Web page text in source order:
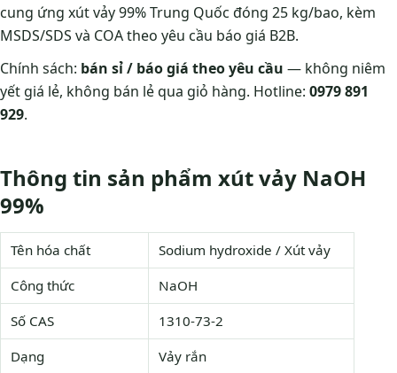
cung ứng xút vảy 99% Trung Quốc đóng 25 kg/bao, kèm
MSDS/SDS và COA theo yêu cầu báo giá B2B.
Chính sách: bán sỉ / báo giá theo yêu cầu — không niêm
yết giá lẻ, không bán lẻ qua giỏ hàng. Hotline: 0979 891
929.
Thông tin sản phẩm xút vảy NaOH
99%
Tên hóa chất
Sodium hydroxide / Xút vảy
Công thức
NaOH
Số CAS
1310-73-2
Dạng
Vảy rắn